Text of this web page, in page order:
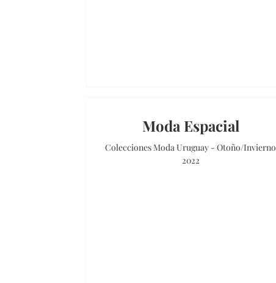
Moda Espacial
Colecciones Moda Uruguay - Otoño/Invierno
2022